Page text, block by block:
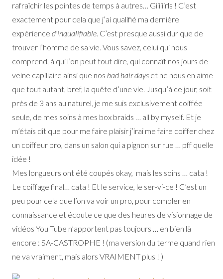
rafraîchir les pointes de temps à autres… Giiiiiirls ! C’est
exactement pour cela que j’ai qualifié ma dernière
expérience d’inqualifiable. C’est presque aussi dur que de
trouver l’homme de sa vie. Vous savez, celui qui nous
comprend, à qui l’on peut tout dire, qui connaît nos jours de
veine capillaire ainsi que nos bad hair dayset ne nous en aime
que tout autant, bref, la quête d’une vie. Jusqu’à ce jour, soit
près de 3 ans au naturel, je me suis exclusivement coiffée
seule, de mes soins à mes box braids … all by myself. Et je
m’étais dit que pour me faire plaisir j’irai me faire coiffer chez
un coiffeur pro, dans un salon qui a pignon sur rue … pff quelle
idée !
Mes longueurs ont été coupés okay, mais les soins … cata !
Le coiffage final… cata ! Et le service, le ser-vi-ce ! C’est un
peu pour cela que l’on va voir un pro, pour combler en
connaissance et écoute ce que des heures de visionnage de
vidéos You Tube n’apportent pas toujours … eh bien là
encore : SA-CASTROPHE ! (ma version du terme quand rien
ne va vraiment, mais alors VRAIMENT plus ! )